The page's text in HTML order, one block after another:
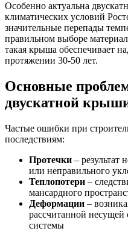
Особенно актуальна
климатических условий
значительные перепады
правильном выборе
такая крыша обеспечивает
протяжении 30-50 лет.
Основные
двускатной
Частые ошибки при
последствиям:
Протечки – результат
или неправильного
Теплопотери –
мансардного
Деформации –
рассчитанной несущей
системы